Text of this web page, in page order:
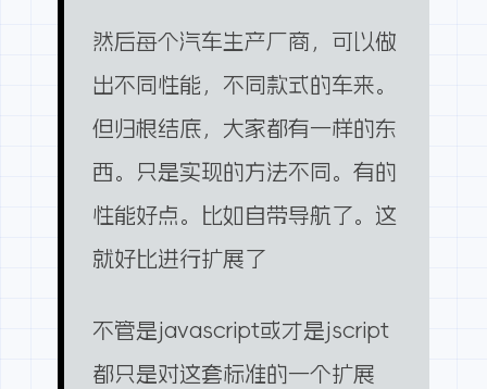
然后每个汽车生产厂商，可以做
出不同性能，不同款式的车来。
但归根结底，大家都有一样的东
西。只是实现的方法不同。有的
性能好点。比如自带导航了。这
就好比进行扩展了
不管是javascript或才是jscript
都只是对这套标准的一个扩展